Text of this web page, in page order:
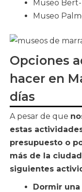
Museo
Museo
Opciones
hacer en
días
A pesar de que
estas
presupuesto o
más de la
siguientes
Dormir